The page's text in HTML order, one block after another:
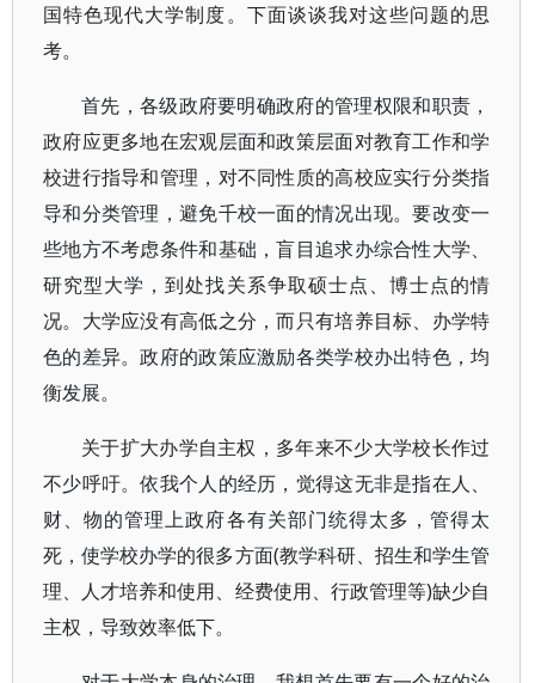
国特色现代大学制度。下面谈谈我对这些问题的思
考。
首先，各级政府要明确政府的管理权限和职责，
政府应更多地在宏观层面和政策层面对教育工作和学
校进行指导和管理，对不同性质的高校应实行分类指
导和分类管理，避免千校一面的情况出现。要改变一
些地方不考虑条件和基础，盲目追求办综合性大学、
研究型大学，到处找关系争取硕士点、博士点的情
况。大学应没有高低之分，而只有培养目标、办学特
色的差异。政府的政策应激励各类学校办出特色，均
衡发展。
关于扩大办学自主权，多年来不少大学校长作过
不少呼吁。依我个人的经历，觉得这无非是指在人、
财、物的管理上政府各有关部门统得太多，管得太
死，使学校办学的很多方面(教学科研、招生和学生管
理、人才培养和使用、经费使用、行政管理等)缺少自
主权，导致效率低下。